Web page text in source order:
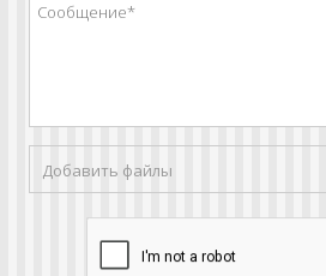
Добавить файлы